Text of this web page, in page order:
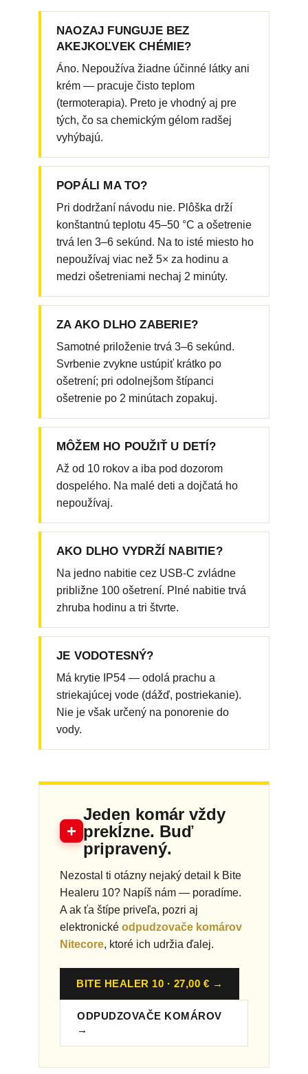
NAOZAJ FUNGUJE BEZ
AKEJKOĽVEK CHÉMIE?
Áno. Nepoužíva žiadne účinné látky ani
krém — pracuje čisto teplom
(termoterapia). Preto je vhodný aj pre
tých, čo sa chemickým gélom radšej
vyhýbajú.
POPÁLI MA TO?
Pri dodržaní návodu nie. Plôška drží
konštantnú teplotu 45–50 °C a ošetrenie
trvá len 3–6 sekúnd. Na to isté miesto ho
nepoužívaj viac než 5× za hodinu a
medzi ošetreniami nechaj 2 minúty.
ZA AKO DLHO ZABERIE?
Samotné priloženie trvá 3–6 sekúnd.
Svrbenie zvykne ustúpiť krátko po
ošetrení; pri odolnejšom štípanci
ošetrenie po 2 minútach zopakuj.
MÔŽEM HO POUŽIŤ U DETÍ?
Až od 10 rokov a iba pod dozorom
dospelého. Na malé deti a dojčatá ho
nepoužívaj.
AKO DLHO VYDRŽÍ NABITIE?
Na jedno nabitie cez USB-C zvládne
približne 100 ošetrení. Plné nabitie trvá
zhruba hodinu a tri štvrte.
JE VODOTESNÝ?
Má krytie IP54 — odolá prachu a
striekajúcej vode (dážď, postriekanie).
Nie je však určený na ponorenie do
vody.
+
Jeden komár vždy
prekĺzne. Buď
pripravený.
Nezostal ti otázny nejaký detail k Bite
Healeru 10? Napíš nám — poradíme.
A ak ťa štípe priveľa, pozri aj
elektronické odpudzovače komárov
Nitecore, ktoré ich udržia ďalej.
BITE HEALER 10 · 27,00 € →
ODPUDZOVAČE KOMÁROV
→